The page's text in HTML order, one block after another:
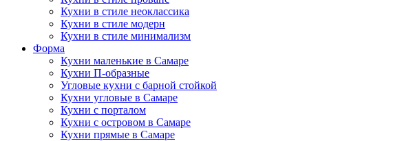
Кухни в стиле неоклассика
Кухни в стиле модерн
Кухни в стиле минимализм
Форма
Кухни маленькие в Самаре
Кухни П-образные
Угловые кухни с барной стойкой
Кухни угловые в Самаре
Кухни с порталом
Кухни с островом в Самаре
Кухни прямые в Самаре